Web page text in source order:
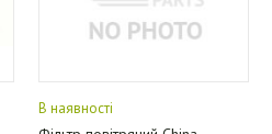
В наявності